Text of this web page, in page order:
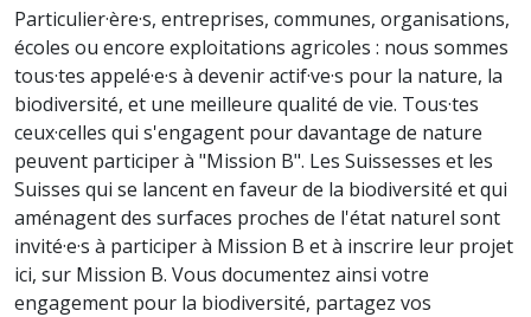
Particulier·ère·s, entreprises, communes, organisations,
écoles ou encore exploitations agricoles : nous sommes
tous·tes appelé·e·s à devenir actif·ve·s pour la nature, la
biodiversité, et une meilleure qualité de vie. Tous·tes
ceux·celles qui s'engagent pour davantage de nature
peuvent participer à "Mission B". Les Suissesses et les
Suisses qui se lancent en faveur de la biodiversité et qui
aménagent des surfaces proches de l'état naturel sont
invité·e·s à participer à Mission B et à inscrire leur projet
ici, sur Mission B. Vous documentez ainsi votre
engagement pour la biodiversité, partagez vos